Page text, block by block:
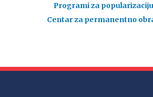
Programi za
Centar za permanentno